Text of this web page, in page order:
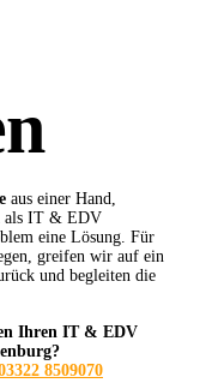
aus einer Hand,
als IT & EDV
eine Lösung. Für
greifen wir auf ein
und begleiten die
Ihren IT & EDV
8509070